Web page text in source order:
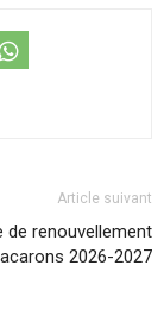
Article suivant
de renouvellement
2026-2027